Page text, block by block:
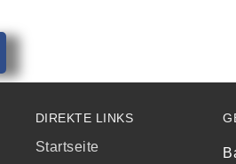
DIREKTE LINKS
Startseite